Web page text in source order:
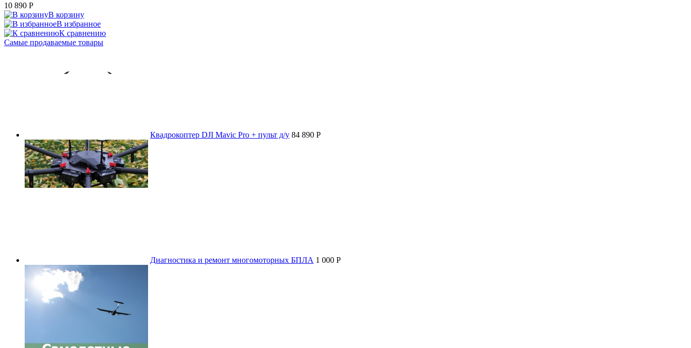
10 890 P
В корзину
В избранное
К сравнению
Самые продаваемые товары
Квадрокоптер DJI Mavic Pro + пульт д/у 84 890 P
Диагностика и ремонт многомоторных БПЛА 1 000 P